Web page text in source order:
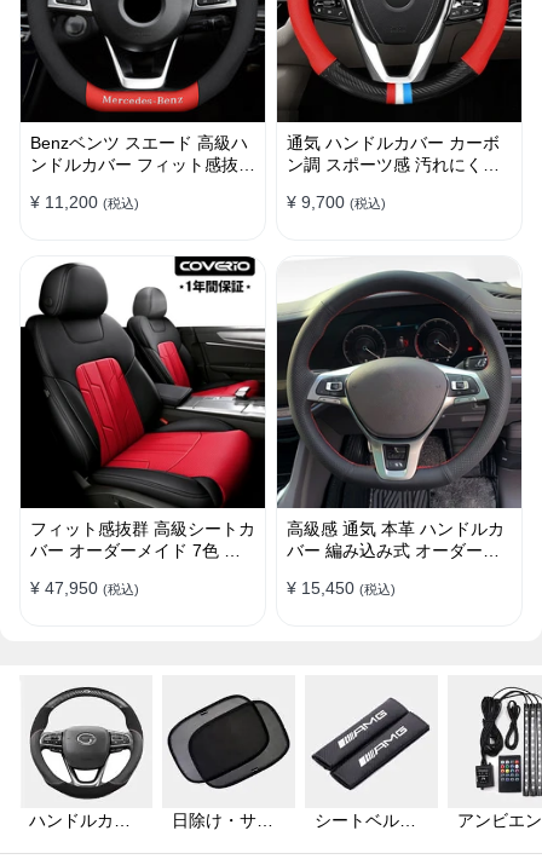
Benzベンツ スエード 高級ハ
ンドルカバー フィット感抜群
38CM
¥ 11,200 (税込)
通気 ハンドルカバー カーボ
ン調 スポーツ感 汚れにくい
け簡単 38CM
¥ 9,700 (税込)
フィット感抜群 高級シートカ
バー オーダーメイド 7色 防
ト
¥ 47,950 (税込)
高級感 通気 本革 ハンドルカ
バー 編み込み式 オーダーメ
プ
¥ 15,450 (税込)
ハンドルカバ
日除け・サン
シートベルト
アンビエ